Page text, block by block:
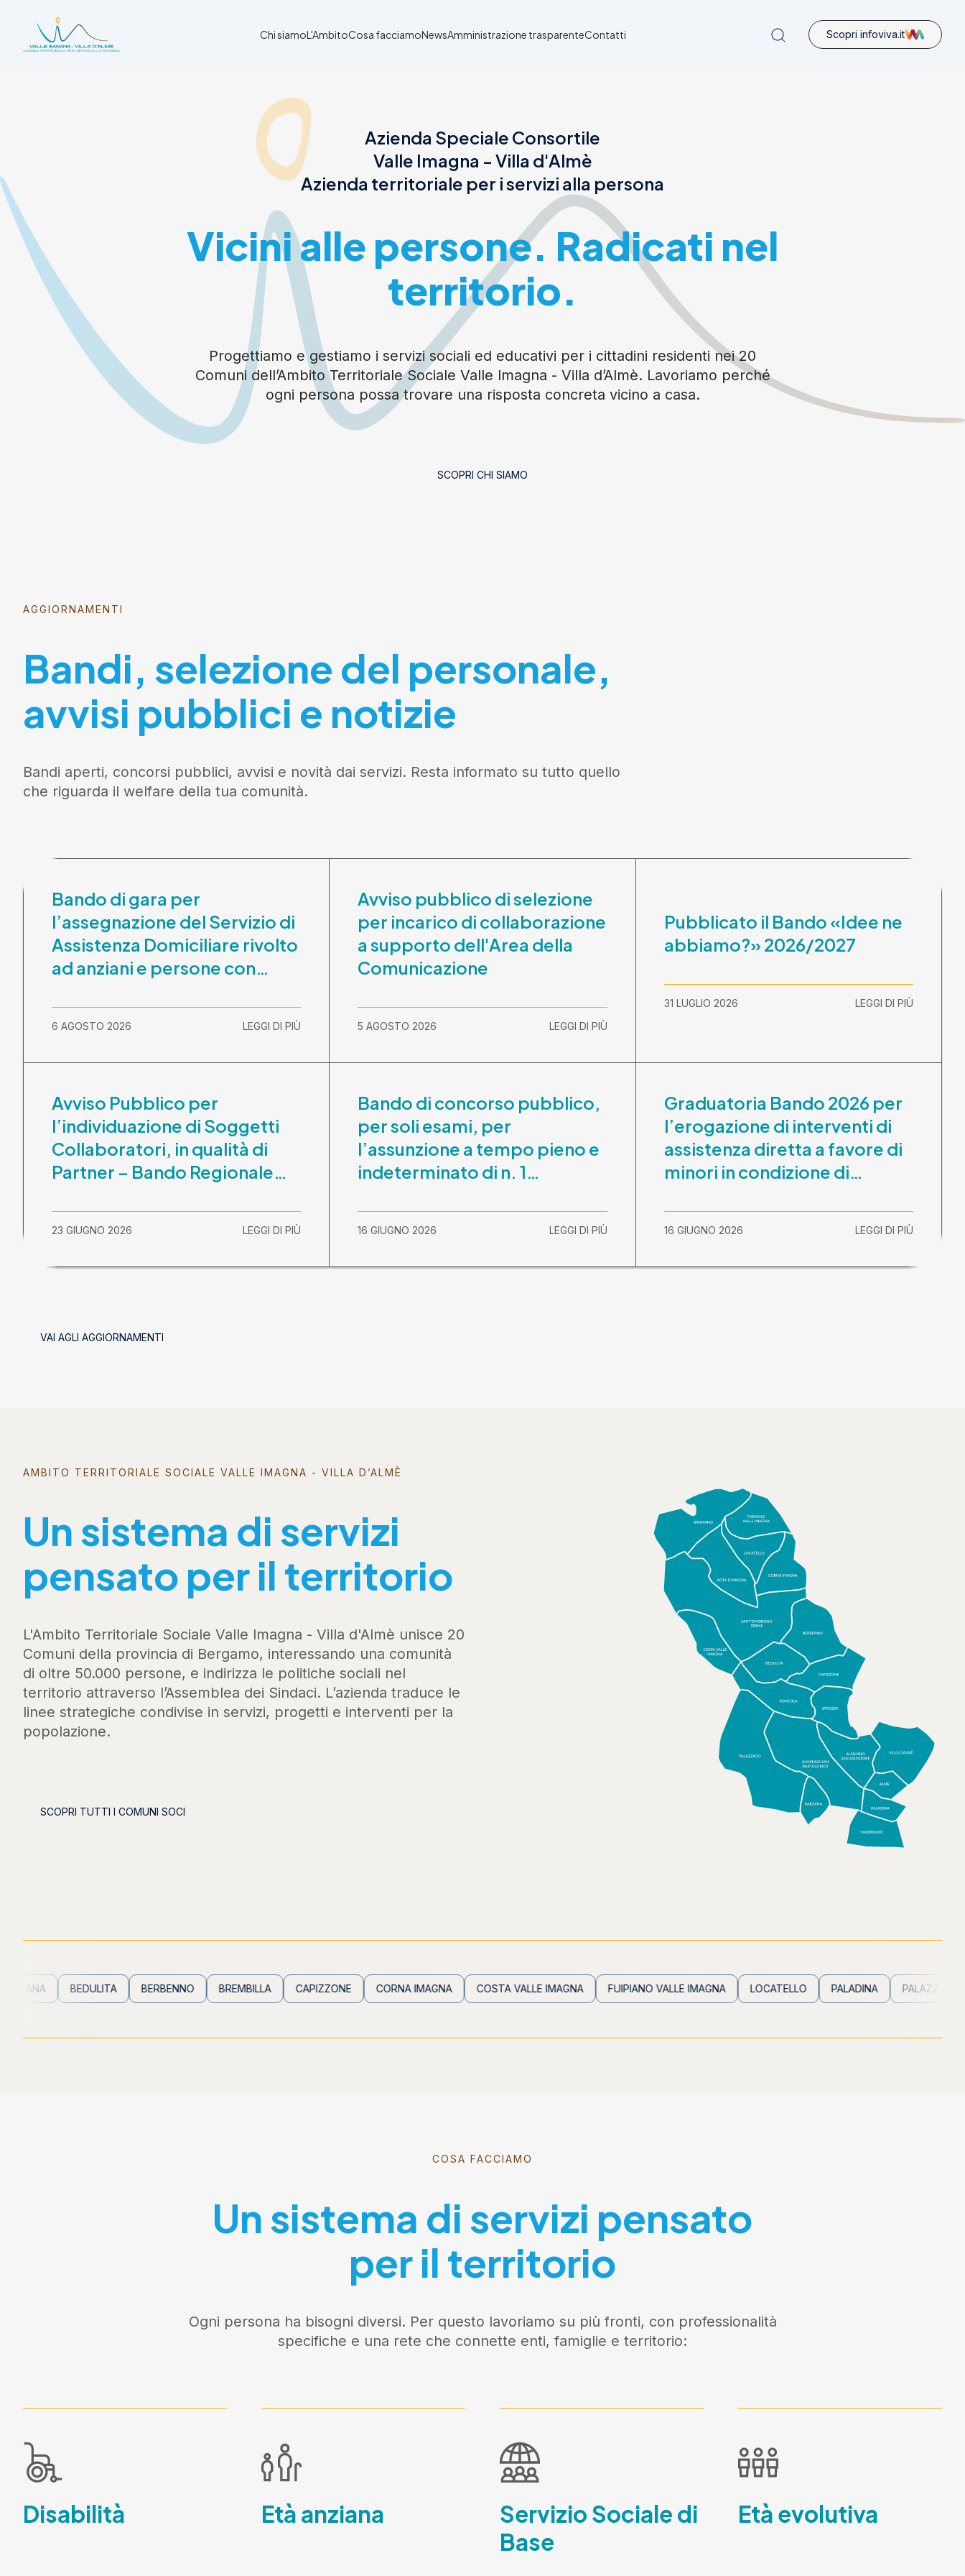
Chi siamoL'AmbitoCosa facciamoNewsAmministrazione trasparenteContatti Scopri infoviva.it
Azienda Speciale Consortile
Valle Imagna - Villa d'Almè
Azienda territoriale per i servizi alla persona
Vicini alle persone. Radicati nel
territorio.
Progettiamo e gestiamo i servizi sociali ed educativi per i cittadini residenti nei 20
Comuni dell’Ambito Territoriale Sociale Valle Imagna - Villa d’Almè. Lavoriamo perché
ogni persona possa trovare una risposta concreta vicino a casa.
SCOPRI CHI SIAMO
AGGIORNAMENTI
Bandi, selezione del personale,
avvisi pubblici e notizie
Bandi aperti, concorsi pubblici, avvisi e novità dai servizi. Resta informato su tutto quello
che riguarda il welfare della tua comunità.
Bando di gara per
l’assegnazione del Servizio di
Assistenza Domiciliare rivolto
ad anziani e persone con
ottobre 2026-30 settembre
2029
6 AGOSTO 2026 LEGGI DI PIÙ
Avviso pubblico di selezione
per incarico di collaborazione
a supporto dell'Area della
Comunicazione
5 AGOSTO 2026 LEGGI DI PIÙ
Pubblicato il Bando «Idee ne
abbiamo?» 2026/2027
31 LUGLIO 2026 LEGGI DI PIÙ
Avviso Pubblico per
l’individuazione di Soggetti
Collaboratori, in qualità di
Partner – Bando Regionale
2026” – CUP
E81B26000210003
23 GIUGNO 2026 LEGGI DI PIÙ
Bando di concorso pubblico,
per soli esami, per
l’assunzione a tempo pieno e
indeterminato di n. 1
Comunicazione prova scritta
e prova orale
16 GIUGNO 2026 LEGGI DI PIÙ
Graduatoria Bando 2026 per
l’erogazione di interventi di
assistenza diretta a favore di
minori in condizione di
sostegno elevato e molto
elevato (Misura B2) per
prestazioni socioeducative o
16 GIUGNO 2026 LEGGI DI PIÙ
VAI AGLI AGGIORNAMENTI
AMBITO TERRITORIALE SOCIALE VALLE IMAGNA - VILLA D’ALMÈ
Un sistema di servizi
pensato per il territorio
L'Ambito Territoriale Sociale Valle Imagna - Villa d'Almè unisce 20
Comuni della provincia di Bergamo, interessando una comunità
di oltre 50.000 persone, e indirizza le politiche sociali nel
territorio attraverso l’Assemblea dei Sindaci. L’azienda traduce le
linee strategiche condivise in servizi, progetti e interventi per la
popolazione.
SCOPRI TUTTI I COMUNI SOCI
BEDULITA BERBENNO BREMBILLA CAPIZZONE CORNA IMAGNA COSTA VALLE IMAGNA FUIPIANO VALLE IMAGNA LOCATELLO PALADINA PALAZZAGO
COSA FACCIAMO
Un sistema di servizi pensato
per il territorio
Ogni persona ha bisogni diversi. Per questo lavoriamo su più fronti, con professionalità
specifiche e una rete che connette enti, famiglie e territorio:
Disabilità Età anziana
Servizio Sociale di
Base
Età evolutiva